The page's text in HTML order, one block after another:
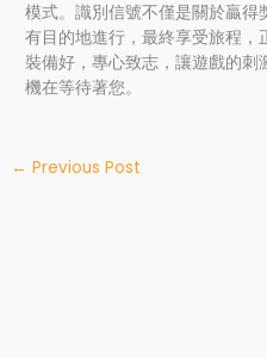
模式。識別信號不僅是關於贏得
有目的地進行，最終享受旅程，
裝備好，專心致志，讓遊戲的
機在等待著您。
← Previous Post